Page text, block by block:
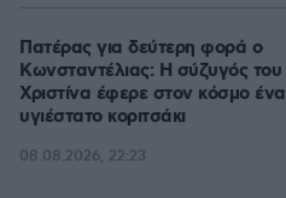
Πατέρας για δεύτερη φορά ο
Κωνσταντέλιας: Η σύζυγός του
Χριστίνα έφερε στον κόσμο ένα
υγιέστατο κοριτσάκι
08.08.2026, 22:23